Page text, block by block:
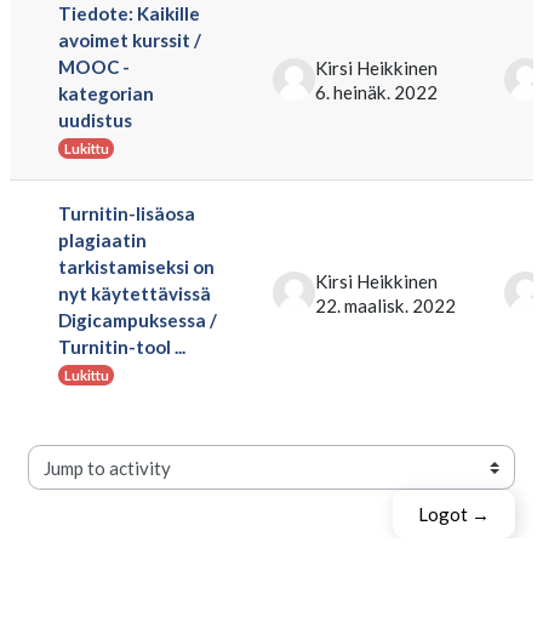
Tiedote: Kaikille
avoimet kurssit /
MOOC -
kategorian
uudistus
Lukittu
Kirsi Heikkinen
6. heinäk. 2022
Turnitin-lisäosa
plagiaatin
tarkistamiseksi on
nyt käytettävissä
Digicampuksessa /
Turnitin-tool ...
Lukittu
Kirsi Heikkinen
22. maalisk. 2022
Jump to activity
Logot →